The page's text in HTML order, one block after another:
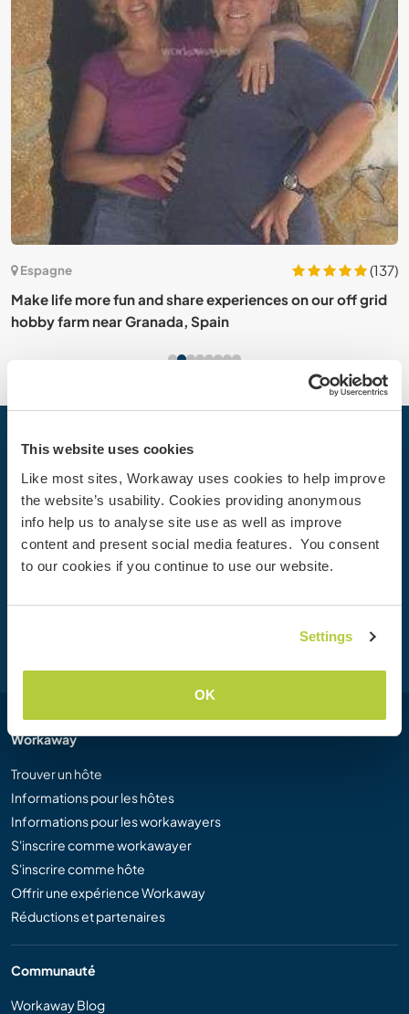
This website uses cookies
Like most sites, Workaway uses cookies to help improve
the website’s usability. Cookies providing anonymous
info help us to analyse site use as well as improve
content and present social media features. You consent
to our cookies if you continue to use our website.
Settings
OK
Espagne
(137)
Make life more fun and share experiences on our off grid
hobby farm near Granada, Spain
Votre prochaine aventure commence
aujourd’hui
Rejoignez dès aujourd’hui la communauté Workaway et
vivez des expériences de voyage uniques, avec plus de 50
000 opportunités aux quatre coins du monde.
Workaway
Trouver un hôte
Informations pour les hôtes
Informations pour les workawayers
S'inscrire comme workawayer
S'inscrire comme hôte
Offrir une expérience Workaway
Réductions et partenaires
Communauté
Workaway Blog